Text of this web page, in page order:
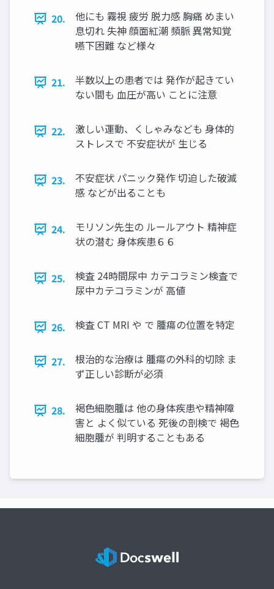
20.
他にも 霧視 疲労 脱力感 胸痛 めまい
息切れ 失神 顔面紅潮 頻脈 異常知覚
嚥下困難 など様々
21.
半数以上の患者では 発作が起きてい
ない間も 血圧が高い ことに注意
22.
激しい運動、くしゃみなども 身体的
ストレスで 不安症状が 生じる
23.
不安症状 パニック発作 切迫した破滅
感 などが出ることも
24.
モリソン先生の ルールアウト 精神症
状の潜む 身体疾患６６
25.
検査 24時間尿中 カテコラミン検査で
尿中カテコラミンが 高値
26. 検査 CT MRI や で 腫瘍の位置を特定
27.
根治的な治療は 腫瘍の外科的切除 ま
ず正しい診断が必須
28.
褐色細胞腫は 他の身体疾患や精神障
害と よく似ている 死後の剖検で 褐色
細胞腫が 判明することもある